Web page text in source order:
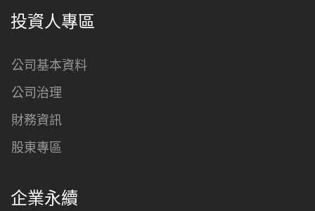
投資人專區
公司基本資料
公司治理
財務資訊
股東專區
企業永續